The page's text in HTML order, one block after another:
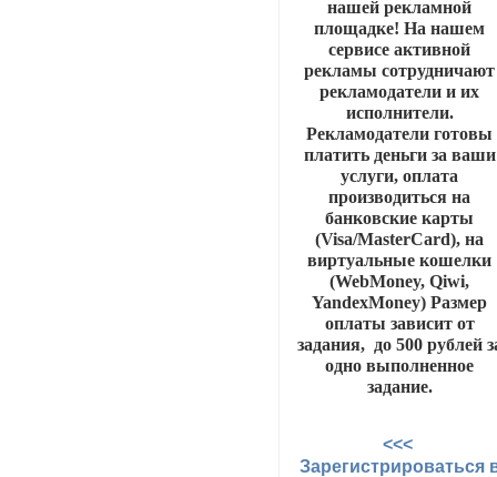
нашей рекламной
площадке! На нашем
сервисе активной
рекламы сотрудничают
рекламодатели и их
исполнители.
Рекламодатели готовы
платить деньги за ваши
услуги, оплата
производиться на
банковские карты
(Visa/MasterCard), на
виртуальные кошелки
(WebMoney, Qiwi,
YandexMoney) Размер
оплаты зависит от
задания, до 500 рублей
одно выполненное
задание.
<<<
Зарегистрироваться